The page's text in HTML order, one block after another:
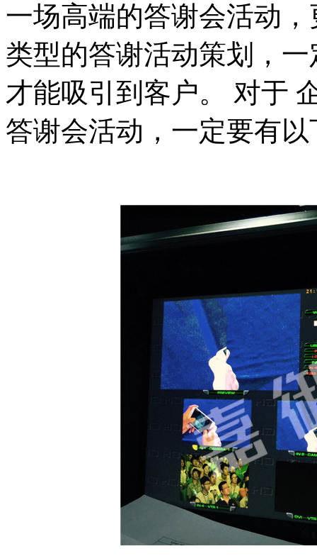
一场高端的答谢会活动
类型的答谢活动策划，
才能吸引到客户。 对于
答谢会活动，一定要有